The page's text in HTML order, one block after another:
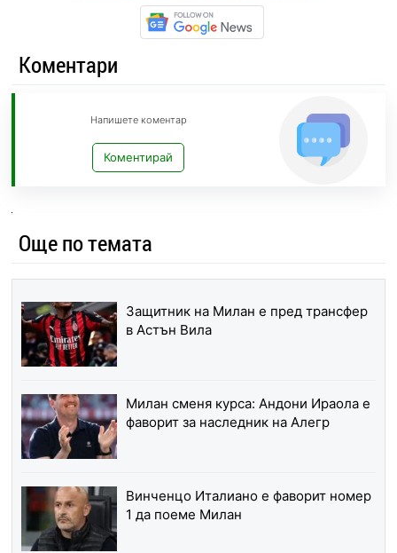
Коментари
Напишете коментар
Коментирай
Още по темата
Защитник на Милан е пред трансфер
в Астън Вила
Милан сменя курса: Андони Ираола е
фаворит за наследник на Алегр
Винченцо Италиано е фаворит номер
1 да поеме Милан